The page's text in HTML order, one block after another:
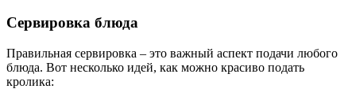
Сервировка блюда
Правильная сервировка – это важный аспект подачи любого
блюда. Вот несколько идей, как можно красиво подать
кролика: